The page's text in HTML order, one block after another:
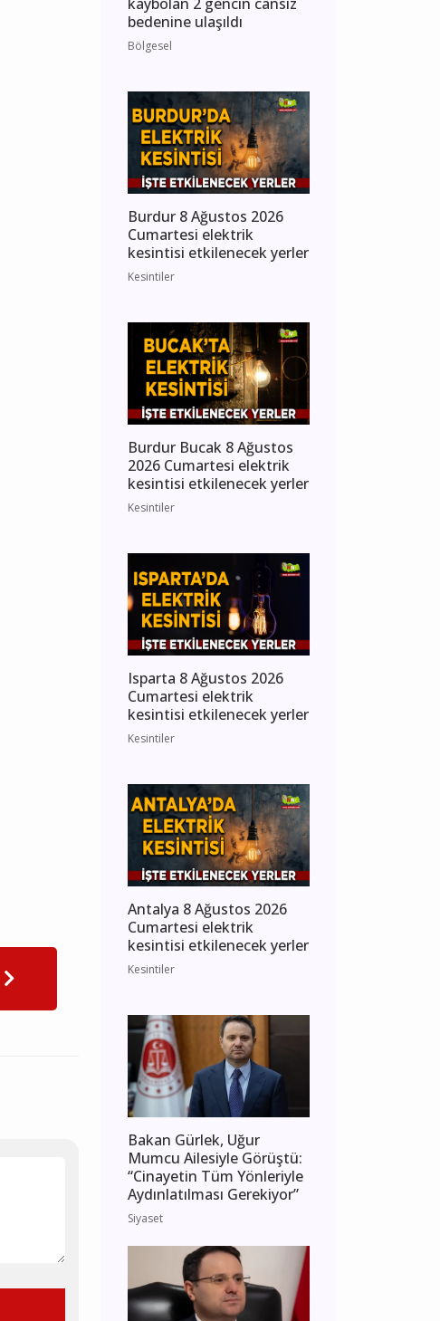
bedenine ulaşıldı
Bölgesel
Burdur 8 Ağustos 2026
Cumartesi elektrik
kesintisi etkilenecek yerler
Kesintiler
Burdur Bucak 8 Ağustos
2026 Cumartesi elektrik
kesintisi etkilenecek yerler
Kesintiler
Isparta 8 Ağustos 2026
Cumartesi elektrik
kesintisi etkilenecek yerler
Kesintiler
Antalya 8 Ağustos 2026
Cumartesi elektrik
kesintisi etkilenecek yerler
Kesintiler
Bakan Gürlek, Uğur
Mumcu Ailesiyle Görüştü:
“Cinayetin Tüm Yönleriyle
Aydınlatılması Gerekiyor”
Siyaset